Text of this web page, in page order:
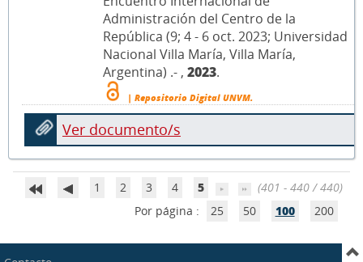
Administración del Centro de la
República (9; 4 - 6 oct. 2023; Universidad
Nacional Villa María, Villa María,
Argentina) .- , 2023.
| Repositorio Digital UNVM.
Ver documento/s
1 2 3 4 5
(401 - 440 / 440)
Por página :
25 50 100 200